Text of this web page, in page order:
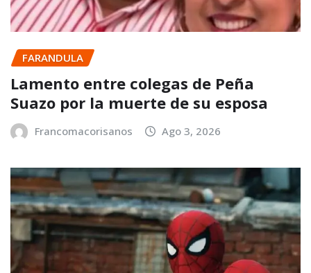
FARANDULA
Lamento entre colegas de Peña
Suazo por la muerte de su esposa
Francomacorisanos Ago 3, 2026